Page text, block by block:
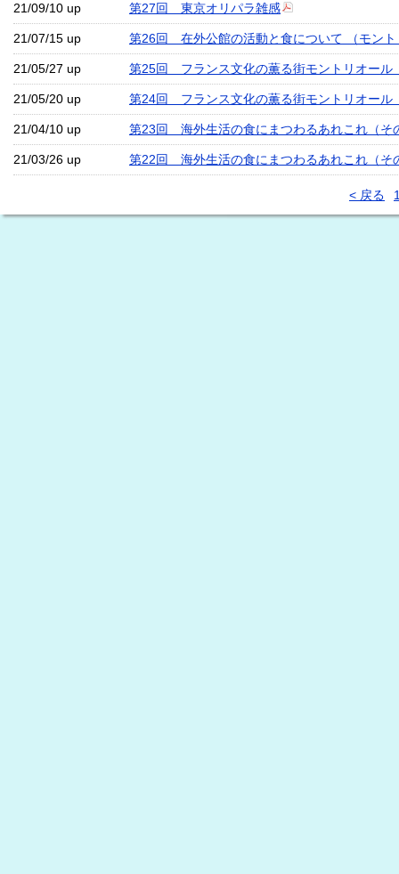
21/09/10 up 第27回 東京オリパラ雑感
21/07/15 up 第26回 在外公館の活動と食について （モント
21/05/27 up 第25回 フランス文化の薫る街モントリオール
21/05/20 up 第24回 フランス文化の薫る街モントリオール
21/04/10 up 第23回 海外生活の食にまつわるあれこれ（そ
21/03/26 up 第22回 海外生活の食にまつわるあれこれ（そ
< 戻る